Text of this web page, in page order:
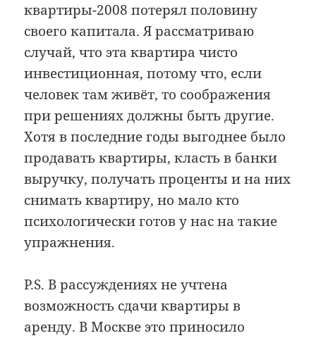
квартиры-2008 потерял половину
своего капитала. Я рассматриваю
случай, что эта квартира чисто
инвестиционная, потому что, если
человек там живёт, то соображения
при решениях должны быть другие.
Хотя в последние годы выгоднее было
продавать квартиры, класть в банки
выручку, получать проценты и на них
снимать квартиру, но мало кто
психологически готов у нас на такие
упражнения.
P.S. В рассуждениях не учтена
возможность сдачи квартиры в
аренду. В Москве это приносило